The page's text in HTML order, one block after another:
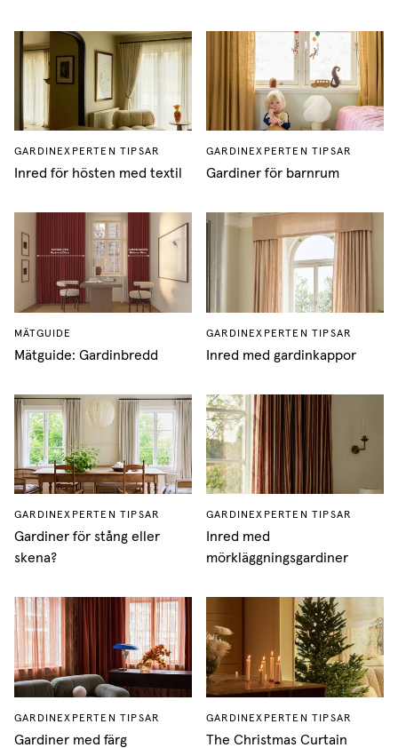
GARDINEXPERTEN TIPSAR
Inred för hösten med textil
GARDINEXPERTEN TIPSAR
Gardiner för barnrum
MÄTGUIDE
Mätguide: Gardinbredd
GARDINEXPERTEN TIPSAR
Inred med gardinkappor
GARDINEXPERTEN TIPSAR
Gardiner för stång eller
skena?
GARDINEXPERTEN TIPSAR
Inred med
mörkläggningsgardiner
GARDINEXPERTEN TIPSAR
Gardiner med färg
GARDINEXPERTEN TIPSAR
The Christmas Curtain